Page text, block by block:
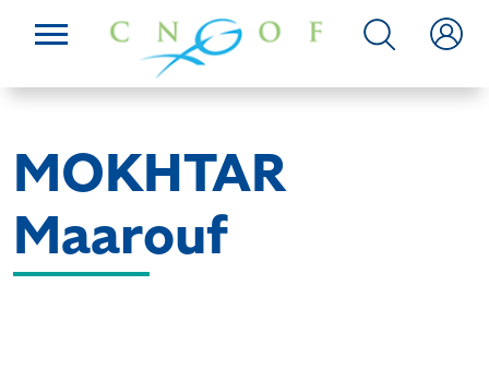
MOKHTAR
Maarouf